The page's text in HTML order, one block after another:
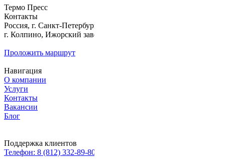
Термо Пресс
Контакты
Россия, г. Санкт-Петербург,
г. Колпино, Ижорский завод, д. б/н
Проложить маршрут
Навигация
О компании
Услуги
Контакты
Вакансии
Блог
Поддержка клиентов
Телефон: 8 (812) 332-89-80, факс: 8 (812) 322-82-28